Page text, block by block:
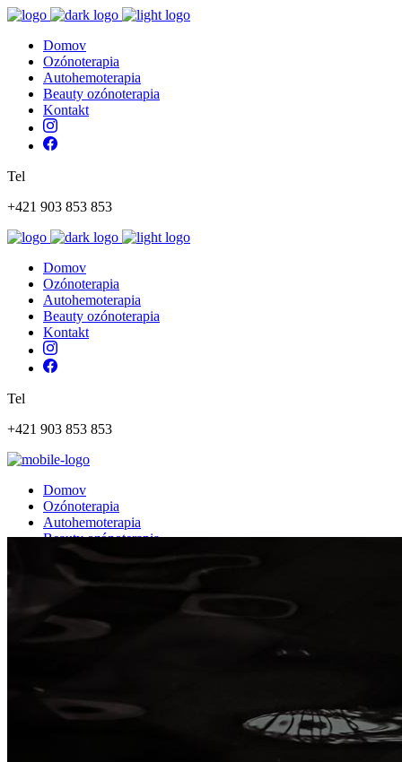
Domov
Ozónoterapia
Autohemoterapia
Beauty ozónoterapia
Kontakt
Tel
+421 903 853 853
Domov
Ozónoterapia
Autohemoterapia
Beauty ozónoterapia
Kontakt
Tel
+421 903 853 853
Domov
Ozónoterapia
Autohemoterapia
Beauty ozónoterapia
Kontakt